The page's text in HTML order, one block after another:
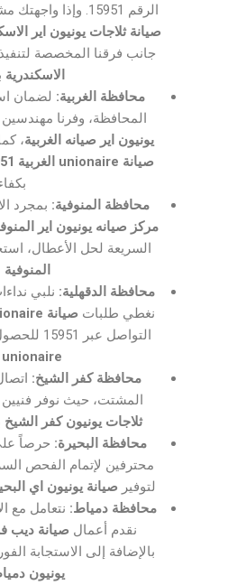
الرقم 15951. وإذا واجهتك مشكلة في التبريد، فإن خبراء
صيانة ثلاجات يونيون اير
جانب فرقنا المخصصة لتنفيذ
الاسكندرية
محافظة الغربية: لضمان
المحافظة، وفرنا
يونيون اير صيانه الغربية،
صيانة unionaire الغربية 15951
محافظة المنوفية: بمجرد
مركز صيانه يونيون اير
السريعة لحل الأعطال،
المنوفية 15951
محافظة الدقهلية: نلبي
نغطي طلبات صيانة unionaire الدقهلية
التواصل عبر 15951 للحصول على أفضل
unionaire الدقهلية
محافظة كفر الشيخ:
المشتت، حيث نوفر فنيين
ثلاجات يونيون كفر الشيخ
محافظة البحيرة: حرصاً
محترفين لإتمام الفحص
لتوفير صيانة يونيون اي البحيرة
محافظة دمياط: نتعامل مع
نقدم أعمال صيانة ديب
بالإضافة إلى الاستجابة
يونيون دمياط